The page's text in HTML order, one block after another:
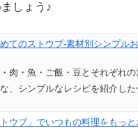
しょう♪
てのストウブ-素材別シンプル
肉・魚・ご飯・豆とそれぞれ
、シンプルなレシピを紹介し
トウブ」でいつもの料理をもっ